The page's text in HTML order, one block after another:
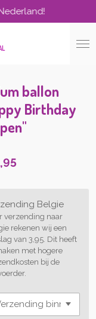
ballon
Birthday
Belgie
verzending naar
rekenen wij een
van 3,95. Dit heeft
met hogere
bij de